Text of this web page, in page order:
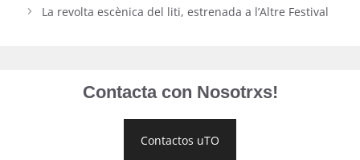
La revolta escènica del liti, estrenada a l’Altre Festival
Contacta con Nosotrxs!
Contactos uTO